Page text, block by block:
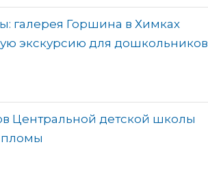
галерея Горшина в Химках
экскурсию для дошкольников
Центральной детской школы